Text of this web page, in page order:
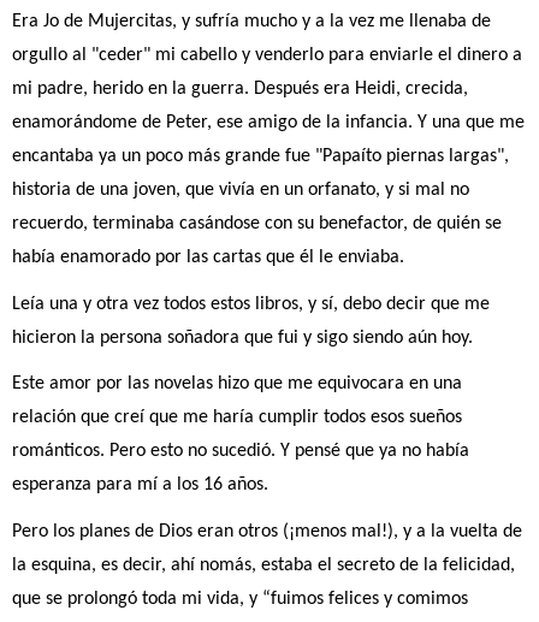
Era Jo de Mujercitas, y sufría mucho y a la vez me llenaba de
orgullo al "ceder" mi cabello y venderlo para enviarle el dinero a
mi padre, herido en la guerra. Después era Heidi, crecida,
enamorándome de Peter, ese amigo de la infancia. Y una que me
encantaba ya un poco más grande fue "Papaíto piernas largas",
historia de una joven, que vivía en un orfanato, y si mal no
recuerdo, terminaba casándose con su benefactor, de quién se
había enamorado por las cartas que él le enviaba.
Leía una y otra vez todos estos libros, y sí, debo decir que me
hicieron la persona soñadora que fui y sigo siendo aún hoy.
Este amor por las novelas hizo que me equivocara en una
relación que creí que me haría cumplir todos esos sueños
románticos. Pero esto no sucedió. Y pensé que ya no había
esperanza para mí a los 16 años.
Pero los planes de Dios eran otros (¡menos mal!), y a la vuelta de
la esquina, es decir, ahí nomás, estaba el secreto de la felicidad,
que se prolongó toda mi vida, y “fuimos felices y comimos